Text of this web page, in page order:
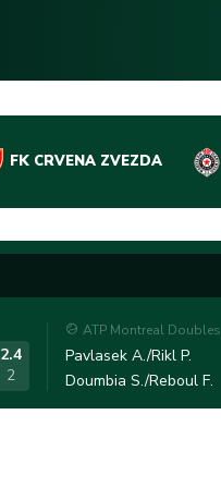
FK CRVENA ZVEZDA
2.4
2
ATP Montreal Doubles
Pavlasek A./Rikl P.
Doumbia S./Reboul F.